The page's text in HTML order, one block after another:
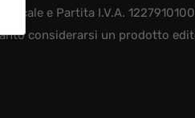
e Partita I.V.A.
considerarsi un prodotto